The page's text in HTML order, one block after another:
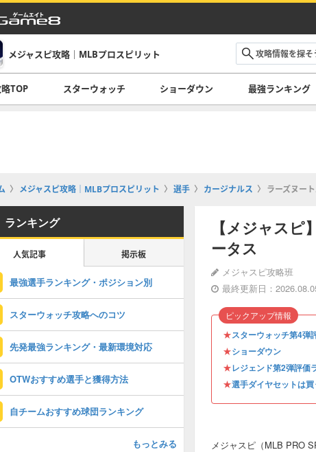
メジャスピ攻略｜MLBプロスピリット
TOP スターウォッチ ショーダウン 最強ランキング
メジャスピ攻略｜MLBプロスピリット 選手 カージナルス ラーズヌー
【メジャス
ータス
メジャスピ攻略班
最終更新日：
★スターウォッチ第4弾
★ショーダウン
★レジェンド第2弾評価
★選手ダイヤセットは買
ピックアップ情報
メジャスピ（MLB PRO
ランキング
人気記事 掲示板
最強選手ランキング・ポジション別
スターウォッチ攻略へのコツ
先発最強ランキング・最新環境対応
OTWおすすめ選手と獲得方法
自チームおすすめ球団ランキング
もっとみる